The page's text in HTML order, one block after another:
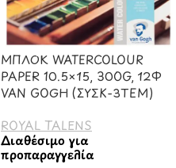
ΜΠΛΟΚ WATERCOLOUR
PAPER 10.5×15, 300G, 12Φ
VAN GOGH (ΣΥΣΚ-3TEM)
ROYAL TALENS
Διαθέσιμο για
προπαραγγελία